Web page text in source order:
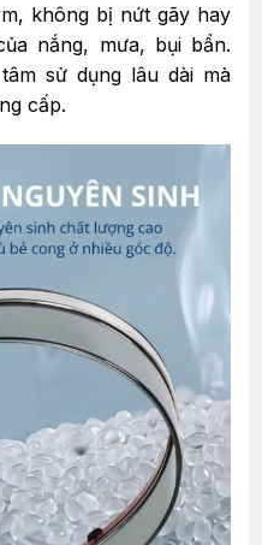
không bị nứt gãy hay
nắng, mưa, bụi bẩn.
sử dụng lâu dài mà
cấp.